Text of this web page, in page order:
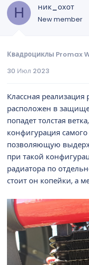
Н ник_охот
New member
Квадроциклы Promax
30 Июл 2023
Классная
расположен в
попадет толстая
конфигурация
позволяющую
при такой
радиатора по
стоит он копейки, а